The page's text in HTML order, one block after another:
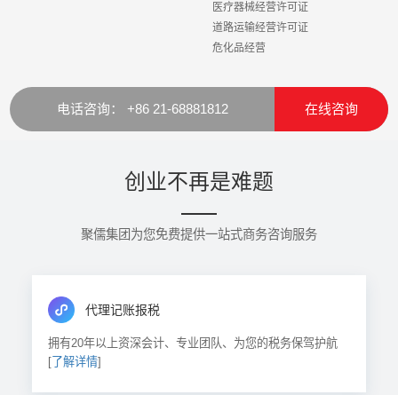
医疗器械经营许可证
道路运输经营许可证
危化品经营
电话咨询： +86 21-68881812 在线咨询
创业不再是难题
聚儒集团为您免费提供一站式商务咨询服务
代理记账报税
拥有20年以上资深会计、专业团队、为您的税务保驾护航
[了解详情]